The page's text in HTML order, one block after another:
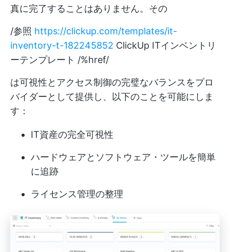
真に完了することはありません。その
/参照 https://clickup.com/templates/it-
inventory-t-182245852 ClickUp ITインベントリ
ーテンプレート /%href/
は可視性とアクセス制御の完璧なバランスをプロ
バイダーとして提供し、以下のことを可能にしま
す：
IT資産の完全可視性
ハードウェアとソフトウェア・ツールを簡単
に追跡
ライセンス管理の整理